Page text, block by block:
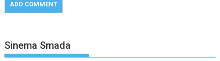
Sinema Smada